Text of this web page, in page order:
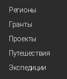
Регионы
Гранты
Проекты
Путешествия
Экспедиции